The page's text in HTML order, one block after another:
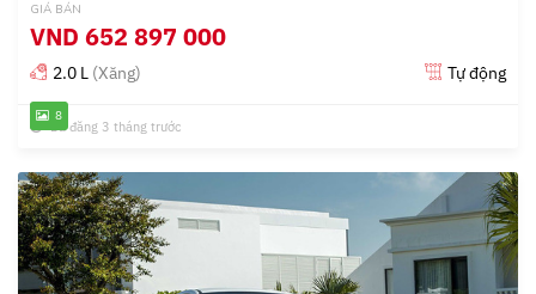
8
GIÁ BÁN
VND 652 897 000
2.0 L (Xăng) Tự động
Đã đăng 3 tháng trước